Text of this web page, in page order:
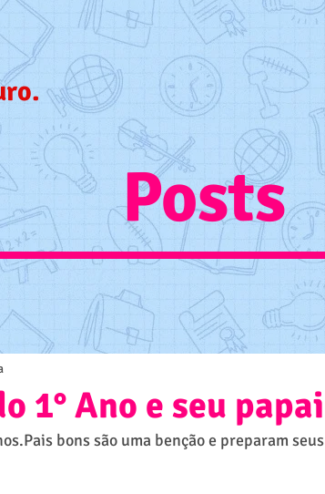
Posts
1° Ano e seu papai
bons são uma benção e preparam seus